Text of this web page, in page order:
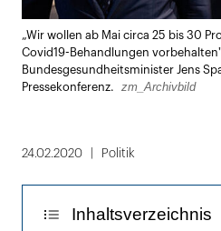
„Wir wollen ab Mai circa 25 bis 30
Covid19-Behandlungen
Bundesgesundheitsminister Jens
Pressekonferenz.
zm_Archivbild
24.02.2020 Politik
Inhaltsverzeichnis